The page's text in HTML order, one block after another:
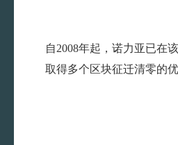
自2008年起，诺力亚已在
取得多个区块征迁清零的优